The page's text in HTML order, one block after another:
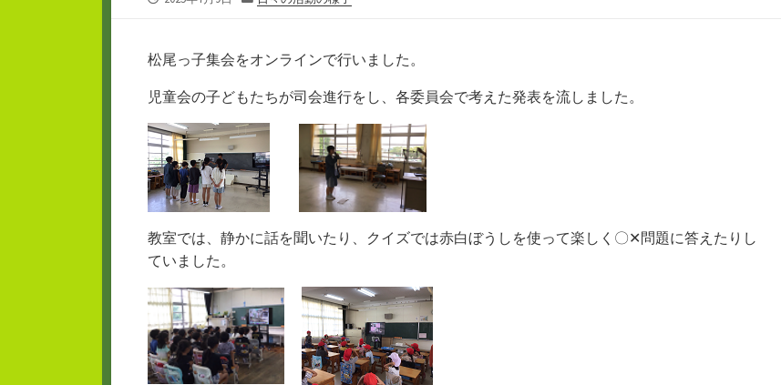
リ
ー
松尾っ子集会をオンラインで行いました。
児童会の子どもたちが司会進行をし、各委員会で考えた発表を流しました。
教室では、静かに話を聞いたり、クイズでは赤白ぼうしを使って楽しく〇✕問題に答えたりし
ていました。